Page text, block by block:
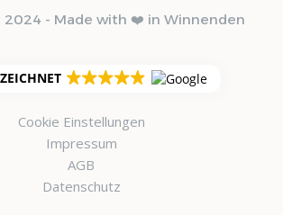
2024 - Made with ❤️ in Winnenden
Cookie Einstellungen
Impressum
AGB
Datenschutz